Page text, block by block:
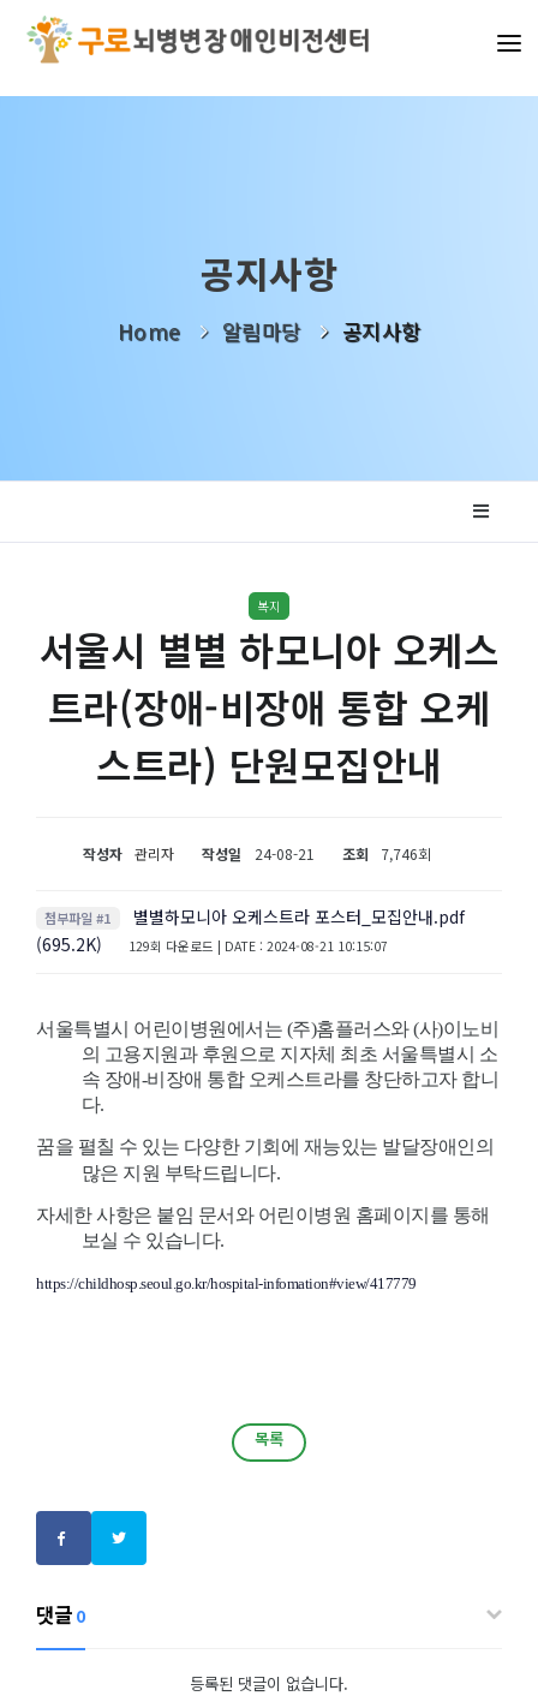
기관소개
공지사항
Home 알림마당 공지사항
복지
서울시 별별 하모니아 오케스
트라(장애-비장애 통합 오케
스트라) 단원모집안내
작성자 관리자 작성일 24-08-21 조회 7,746회
첨부파일 #1
별별하모니아 오케스트라 포스터_모집안내.pdf
(695.2K)
129회 다운로드 | DATE : 2024-08-21 10:15:07
서울특별시 어린이병원에서는 (주)홈플러스와 (사)이노비
의 고용지원과 후원으로 지자체 최초 서울특별시 소
속 장애-비장애 통합 오케스트라를 창단하고자 합니
다.
꿈을 펼칠 수 있는 다양한 기회에 재능있는 발달장애인의
많은 지원 부탁드립니다.
자세한 사항은 붙임 문서와 어린이병원 홈페이지를 통해
보실 수 있습니다.
https://childhosp.seoul.go.kr/hospital-infomation#view/417779
목록
댓글 0
등록된 댓글이 없습니다.